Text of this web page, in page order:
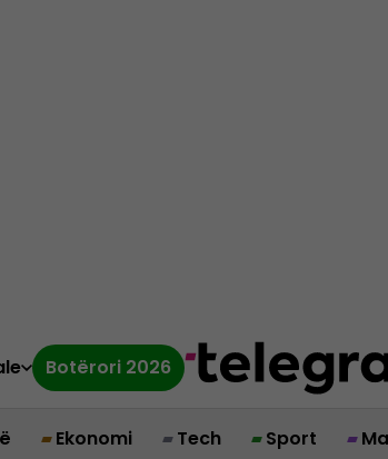
Botërori 2026
Ekonomi Tech Sport